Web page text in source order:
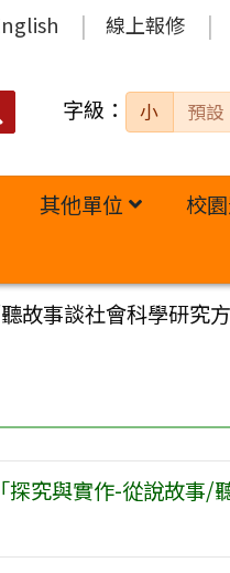
線上報修
搜
字級： 小 預設
其他單位 校
故事談社會科學研究
究與實作-從說故事/